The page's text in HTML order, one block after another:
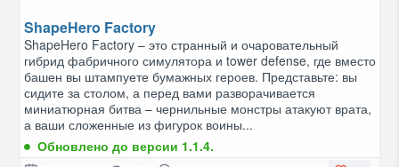
ShapeHero Factory
ShapeHero Factory – это странный и очаровательный
гибрид фабричного симулятора и tower defense, где вместо
башен вы штампуете бумажных героев. Представьте: вы
сидите за столом, а перед вами разворачивается
миниатюрная битва – чернильные монстры атакуют врата,
а ваши сложенные из фигурок воины...
Обновлено до версии 1.1.4.